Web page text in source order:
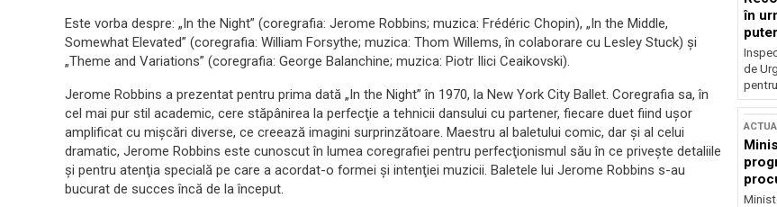
Este vorba despre: „In the Night” (coregrafia: Jerome Robbins; muzica: Frédéric Chopin), „In the Middle,
Somewhat Elevated” (coregrafia: William Forsythe; muzica: Thom Willems, în colaborare cu Lesley Stuck) şi
„Theme and Variations” (coregrafia: George Balanchine; muzica: Piotr Ilici Ceaikovski).
Jerome Robbins a prezentat pentru prima dată „In the Night” în 1970, la New York City Ballet. Coregrafia sa, în
cel mai pur stil academic, cere stăpânirea la perfecţie a tehnicii dansului cu partener, fiecare duet fiind uşor
amplificat cu mişcări diverse, ce creează imagini surprinzătoare. Maestru al baletului comic, dar şi al celui
dramatic, Jerome Robbins este cunoscut în lumea coregrafiei pentru perfecţionismul său în ce priveşte detaliile
şi pentru atenţia specială pe care a acordat-o formei şi intenţiei muzicii. Baletele lui Jerome Robbins s-au
bucurat de succes încă de la început.
în
de